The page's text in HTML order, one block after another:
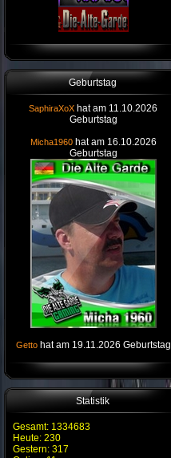
Geburtstag
SaphiraXoX hat am 11.10.2026
Geburtstag
Micha1960 hat am 16.10.2026
Geburtstag
Getto hat am 19.11.2026 Geburtstag
Statistik
Gesamt: 1334683
Heute: 230
Gestern: 317